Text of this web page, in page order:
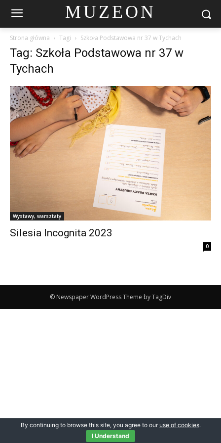
MUZEON
Strona główna Tagi Szkoła Podstawowa nr 37 w Tychach
Tag: Szkoła Podstawowa nr 37 w
Tychach
Wystawy, warsztaty
Silesia Incognita 2023
0
© Newspaper WordPress Theme by TagDiv
By continuing to browse this site, you agree to our use of cookies.
I Understand